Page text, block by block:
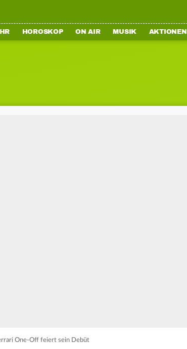
HOROSKOP ON AIR MUSIK AKTIONEN
One-Off feiert sein Debüt